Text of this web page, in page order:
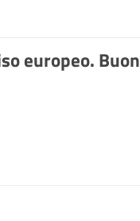
europeo.